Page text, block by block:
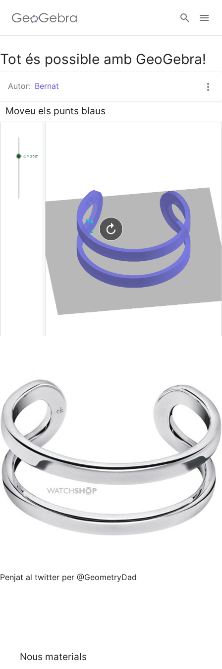
Google Classroom
Aula GeoGebra
Tot és possible amb GeoGebra!
Autor: Bernat
Moveu els punts blaus
Penjat al twitter per @GeometryDad
Nous materials